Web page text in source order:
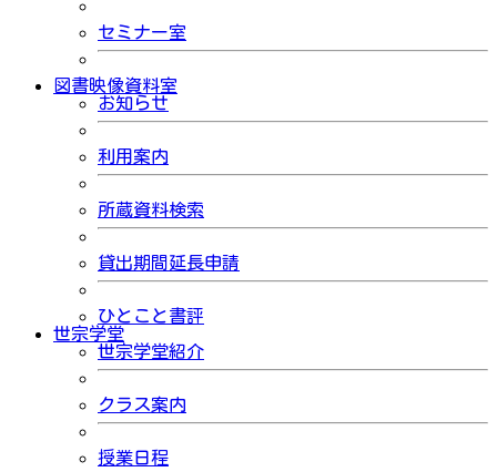
セミナー室
図書映像資料室
お知らせ
利用案内
所蔵資料検索
貸出期間延長申請
ひとこと書評
世宗学堂
世宗学堂紹介
クラス案内
授業日程